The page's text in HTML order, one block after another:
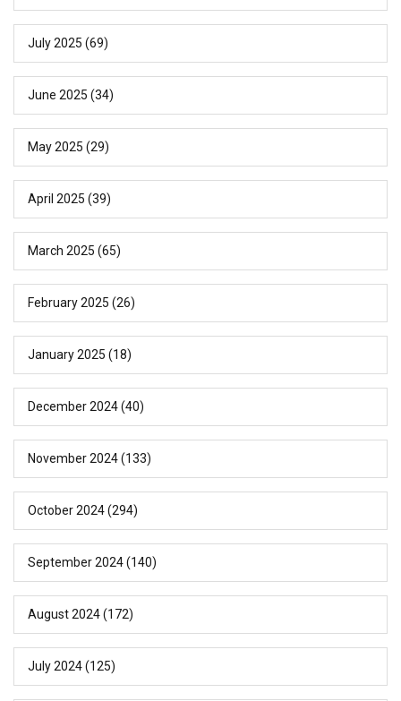
July 2025 (69)
June 2025 (34)
May 2025 (29)
April 2025 (39)
March 2025 (65)
February 2025 (26)
January 2025 (18)
December 2024(40)
November 2024(133)
October 2024(294)
September 2024(140)
August 2024(172)
July 2024(125)